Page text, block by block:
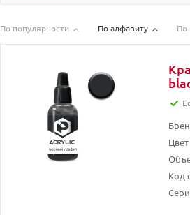
По популярности По алфавиту По
Цвет
Код